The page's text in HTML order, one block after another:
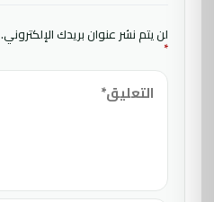
لن يتم نشر عنوان بريدك الإلكتروني.
*